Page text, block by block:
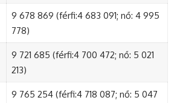
9 678 869 (férfi:4 683 091; nő: 4 995
778)
9 721 685 (férfi:4 700 472; nő: 5 021
213)
9 765 254 (férfi:4 718 087; nő: 5 047